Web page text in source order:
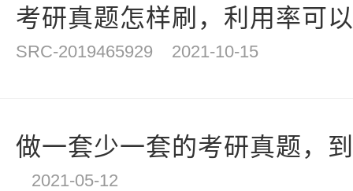
考研真题怎样刷，利用率可
SRC-2019465929 2021-10-15
做一套少一套的考研真题，
2021-05-12